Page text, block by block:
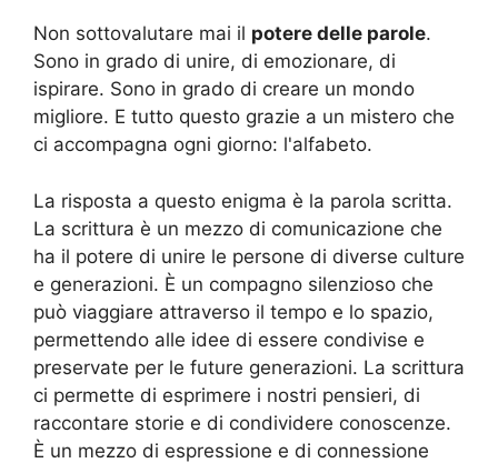
Non sottovalutare mai il potere delle parole.
Sono in grado di unire, di emozionare, di
ispirare. Sono in grado di creare un mondo
migliore. E tutto questo grazie a un mistero che
ci accompagna ogni giorno: l'alfabeto.
La risposta a questo enigma è la parola scritta.
La scrittura è un mezzo di comunicazione che
ha il potere di unire le persone di diverse culture
e generazioni. È un compagno silenzioso che
può viaggiare attraverso il tempo e lo spazio,
permettendo alle idee di essere condivise e
preservate per le future generazioni. La scrittura
ci permette di esprimere i nostri pensieri, di
raccontare storie e di condividere conoscenze.
È un mezzo di espressione e di connessione